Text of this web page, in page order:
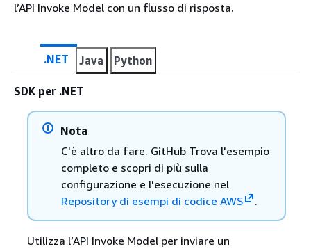
l’API Invoke Model con un flusso di risposta.
.NET Java Python
SDK per .NET
Nota
C'è altro da fare. GitHub Trova l'esempio
completo e scopri di più sulla
configurazione e l'esecuzione nel
Repository di esempi di codice AWS
.
Utilizza l’API Invoke Model per inviare un